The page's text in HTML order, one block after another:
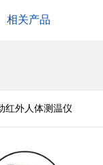
相关产品
红外人体测温仪